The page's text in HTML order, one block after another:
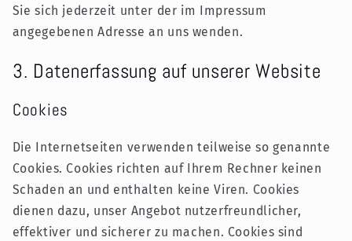
Sie sich jederzeit unter der im Impressum
angegebenen Adresse an uns wenden.
3. Datenerfassung auf unserer Website
Cookies
Die Internetseiten verwenden teilweise so genannte
Cookies. Cookies richten auf Ihrem Rechner keinen
Schaden an und enthalten keine Viren. Cookies
dienen dazu, unser Angebot nutzerfreundlicher,
effektiver und sicherer zu machen. Cookies sind